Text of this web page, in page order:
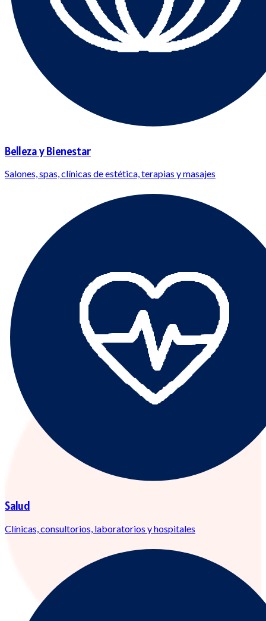
Belleza y Bienestar
Salones, spas, clínicas de estética, terapias y masajes
Salud
Clínicas, consultorios, laboratorios y hospitales